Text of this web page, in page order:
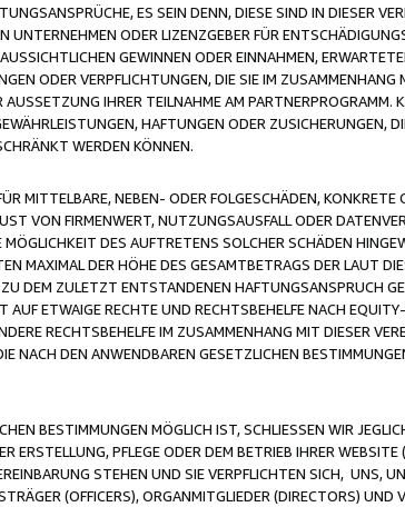
ES SEIN DENN, DIESE SIND IN DIESER
UNTERNEHMEN ODER LIZENZGEBER FÜR
GEWINNEN ODER EINNAHMEN,
ODER VERPFLICHTUNGEN, DIE SIE IM ZUSAMMENHANG
IHRER TEILNAHME AM PARTNERPROGRAMM.
HAFTUNGEN ODER ZUSICHERUNGEN,
WERDEN KÖNNEN.
MITTELBARE, NEBEN- ODER FOLGESCHÄDEN, KONKRETE
VON FIRMENWERT, NUTZUNGSAUSFALL ODER
DES AUFTRETENS SOLCHER SCHÄDEN
MAXIMAL DER HÖHE DES GESAMTBETRAGS DER LAUT
DEM ZULETZT ENTSTANDENEN HAFTUNGSANSPRUCH
ETWAIGE RECHTE UND RECHTSBEHELFE NACH
RECHTSBEHELFE IM ZUSAMMENHANG MIT DIESER
NACH DEN ANWENDBAREN GESETZLICHEN
BESTIMMUNGEN MÖGLICH IST, SCHLIESSEN WIR
PFLEGE ODER DEM BETRIEB IHRER WEBSITE
STEHEN UND SIE VERPFLICHTEN SICH, UNS,
(OFFICERS), ORGANMITGLIEDER (DIRECTORS) UND